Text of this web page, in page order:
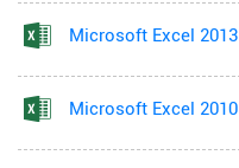
Microsoft Excel 2013
Microsoft Excel 2010